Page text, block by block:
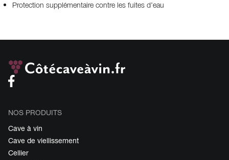
Protection supplémentaire contre les fuites d’eau
NOS PRODUITS
Cave à vin
Cave de viellissement
Cellier